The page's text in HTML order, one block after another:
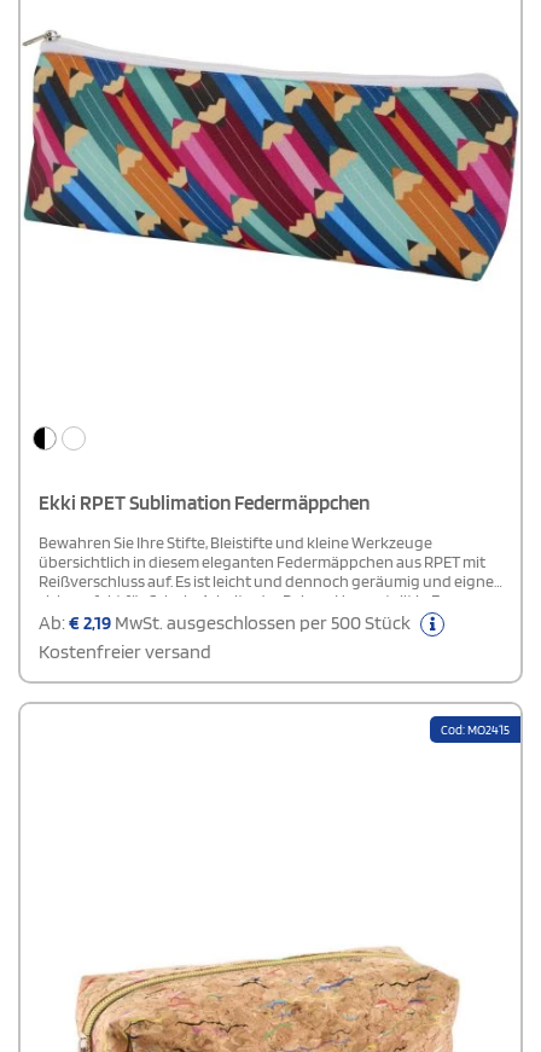
Ekki RPET Sublimation Federmäppchen
Bewahren Sie Ihre Stifte, Bleistifte und kleine Werkzeuge
übersichtlich in diesem eleganten Federmäppchen aus RPET mit
Reißverschluss auf. Es ist leicht und dennoch geräumig und eignet
sich perfekt für Schule, Arbeit oder Reisen. Hergestellt in Europa.
Ab:€2,19 MwSt. ausgeschlossen per 500 Stück
Kostenfreier versand
Cod: MO2415